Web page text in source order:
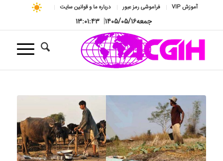
آموزش VIP فراموشی رمز عبور درباره ما و قوانین سایت
جمعه۱۴۰۵/۰۵/۱۶| ۱۳:۰۱:۴۴